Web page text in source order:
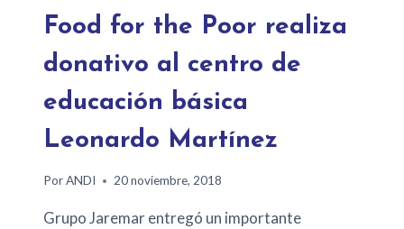
Food for the Poor realiza
donativo al centro de
educación básica
Leonardo Martínez
PorANDI 20 noviembre, 2018
Grupo Jaremar entregó un importante